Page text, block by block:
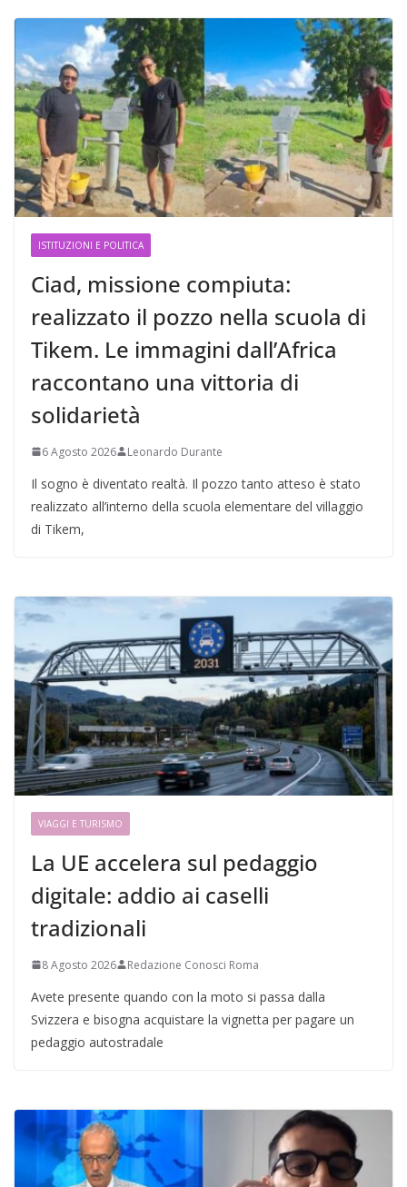
ISTITUZIONI E POLITICA
Ciad, missione compiuta:
realizzato il pozzo nella scuola di
Tikem. Le immagini dall’Africa
raccontano una vittoria di
solidarietà
6 Agosto 2026 Leonardo Durante
Il sogno è diventato realtà. Il pozzo tanto atteso è stato
realizzato all’interno della scuola elementare del villaggio
di Tikem,
VIAGGI E TURISMO
La UE accelera sul pedaggio
digitale: addio ai caselli
tradizionali
8 Agosto 2026 Redazione Conosci Roma
Avete presente quando con la moto si passa dalla
Svizzera e bisogna acquistare la vignetta per pagare un
pedaggio autostradale